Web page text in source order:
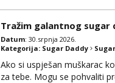
Tražim galantnog sugar
Datum: 30.srpnja 2026.
Kategorija: Sugar Daddy
Ako si uspješan muškarac
za tebe. Mogu se pohvaliti